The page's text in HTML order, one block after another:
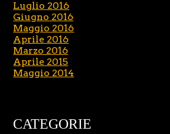
Luglio 2016
Giugno 2016
Maggio 2016
Aprile 2016
Marzo 2016
Aprile 2015
Maggio 2014
CATEGORIE